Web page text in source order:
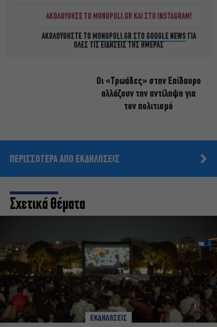
ΑΚΟΛΟΥΘΗΣΕ ΤΟ MONOPOLI.GR ΚΑΙ ΣΤΟ INSTAGRAM!
ΑΚΟΛΟΥΘΗΣΤΕ ΤΟ MONOPOLI.GR ΣΤΟ GOOGLE NEWS ΓΙΑ
ΟΛΕΣ ΤΙΣ ΕΙΔΗΣΕΙΣ ΤΗΣ ΗΜΕΡΑΣ
Οι «Τρωάδες» στην Επίδαυρο
αλλάζουν την αντίληψη για
τον πολιτισμό
ΠΕΡΙΣΣΟΤΕΡΑ ΑΠΟ ΕΚΔΗΛΩΣΕΙΣ
Σχετικά Θέματα
ΕΚΔΗΛΩΣΕΙΣ